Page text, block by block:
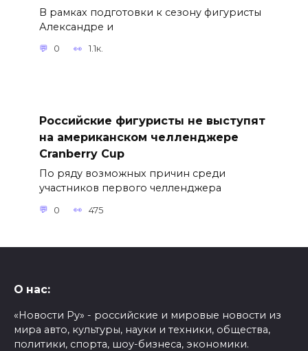
В рамках подготовки к сезону фигуристы
Александре и
0 1.1к.
Российские фигуристы не выступят
на американском челленджере
Cranberry Cup
По ряду возможных причин среди
участников первого челленджера
0 475
О нас:
«Новости Ру» - российские и мировые новости из
мира авто, культуры, науки и техники, общества,
политики, спорта, шоу-бизнеса, экономики.